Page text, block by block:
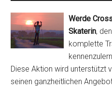
Werde
Skaterin,
komplette
Diese Aktion wird unterstützt
seinen ganzheitlichen